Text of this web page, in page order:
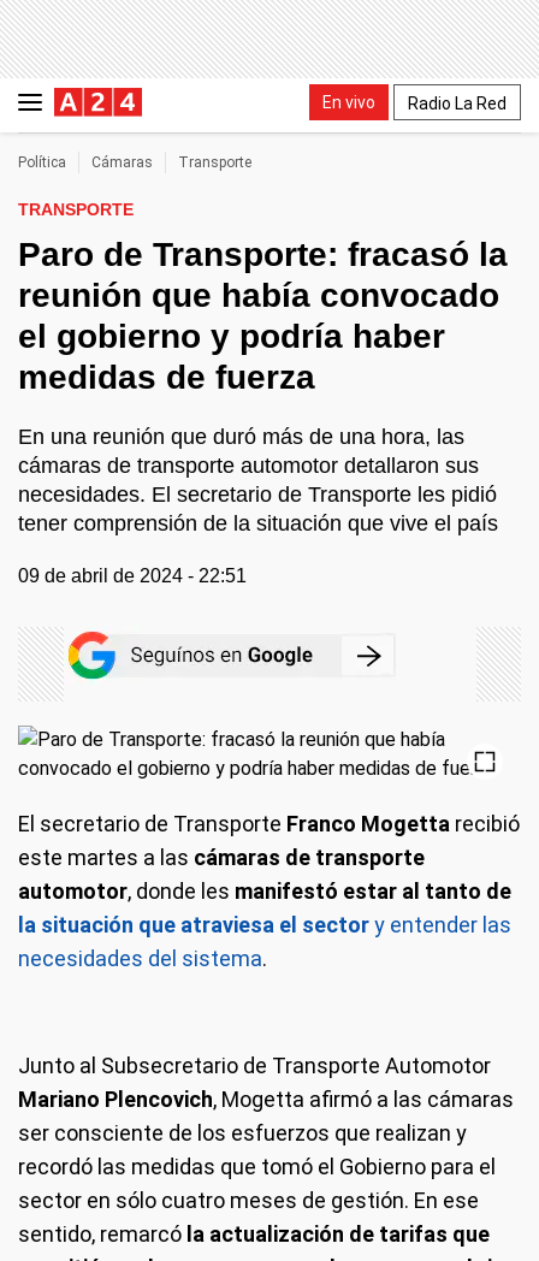
En vivo Radio La Red
Política Cámaras Transporte
TRANSPORTE
Paro de Transporte: fracasó la
reunión que había convocado
el gobierno y podría haber
medidas de fuerza
En una reunión que duró más de una hora, las
cámaras de transporte automotor detallaron sus
necesidades. El secretario de Transporte les pidió
tener comprensión de la situación que vive el país
09 de abril de 2024 - 22:51
El secretario de Transporte Franco Mogetta recibió
este martes a las cámaras de transporte
automotor, donde les manifestó estar al tanto de
la situación que atraviesa el sectory entender las
necesidades del sistema.
Junto al Subsecretario de Transporte Automotor
Mariano Plencovich, Mogetta afirmó a las cámaras
ser consciente de los esfuerzos que realizan y
recordó las medidas que tomó el Gobierno para el
sector en sólo cuatro meses de gestión. En ese
sentido, remarcó la actualización de tarifas que